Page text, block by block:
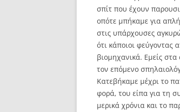
σπίτ που έχουν
οπότε μπήκαμε για
στις υπάρχουσες
ότι κάποιοι
βιομηχανικά. Εμείς
τον επόμενο
Κατεβήκαμε μέχρι το
φορά, του είπα για τη
μερικά χρόνια και το